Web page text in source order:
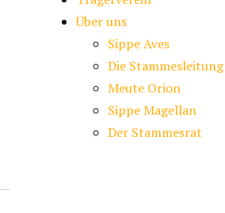
Über uns
Sippe Aves
Die Stammesleitung
Meute Orion
Sippe Magellan
Der Stammesrat